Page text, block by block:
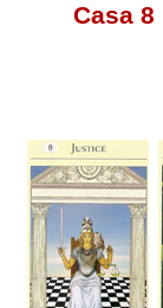
Casa 8